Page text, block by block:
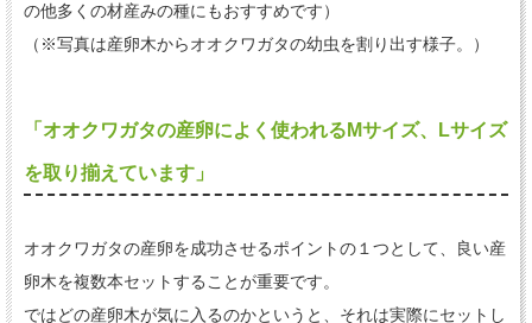
の他多くの材産みの種にもおすすめです）
（※写真は産卵木からオオクワガタの幼虫を割り出す様子。）
「オオクワガタの産卵によく使われるMサイズ、Lサイズ
を取り揃えています」
オオクワガタの産卵を成功させるポイントの１つとして、良い産
卵木を複数本セットすることが重要です。
ではどの産卵木が気に入るのかというと、それは実際にセットし